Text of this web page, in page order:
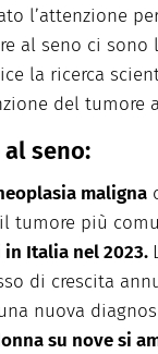
l’attenzione
al seno ci sono
la ricerca
del tumore
seno:
maligna
tumore più
Italia nel 2023.
di crescita
nuova
su nove si